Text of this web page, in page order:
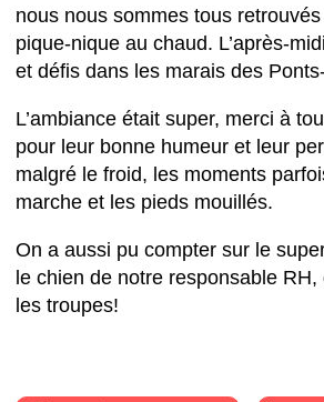
nous nous sommes tous retrouvés
pique-nique au chaud. L’après-
et défis dans les marais des
L’ambiance était super, merci à
pour leur bonne humeur et leur
malgré le froid, les moments
marche et les pieds mouillés.
On a aussi pu compter sur le
le chien de notre responsable
les troupes!